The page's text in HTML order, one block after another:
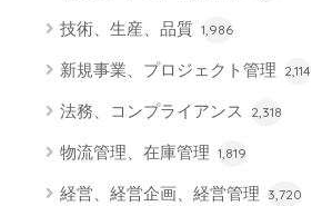
技術、生産、品質 1,986
新規事業、プロジェクト管理 2,114
法務、コンプライアンス 2,318
物流管理、在庫管理 1,819
経営、経営企画、経営管理 3,720